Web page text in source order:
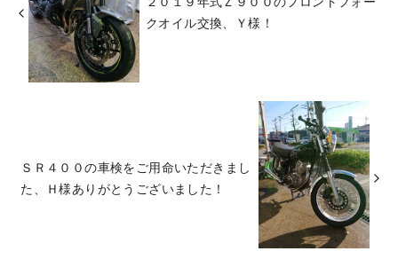
クオイル交換、Ｙ様！
ＳＲ４００の車検をご用命いただきまし
た、Ｈ様ありがとうございました！